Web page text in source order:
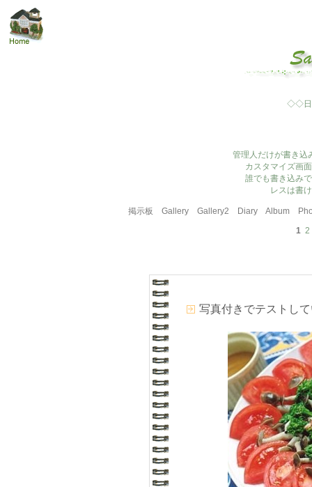
◇◇日
管理人だけが書き込
カスタマイズ画
誰でも書き込み
レスは書
掲示板 Gallery Gallery2 Diary Album
1 2
写真付きでテストし